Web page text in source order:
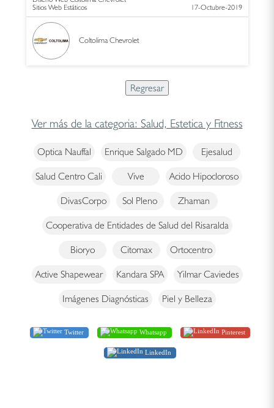
Sitios Web Estáticos
17-Octubre-2019
Coltolima Chevrolet
Ver más de la categoria: Salud, Estetica y Fitness
Optica Nauffal Enrique Salgado MD Ejesalud
Salud Centro Cali Vive Acido Hipocloroso
DivasCorpo Sol Pleno Zhaman
Cooperativa de Entidades de Salud del Risaralda
Bioryo Citomax Ortocentro
Active Shapewear Kandara SPA Yilmar Caviedes
Imágenes Diagnósticas Piel y Belleza
Twitter Whatsapp Pinterest
LinkedIn